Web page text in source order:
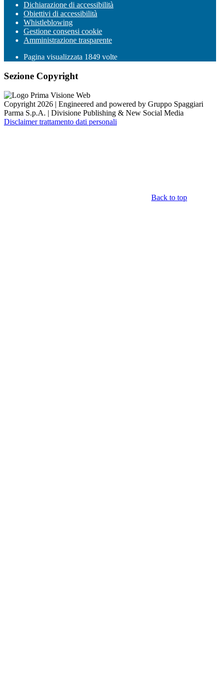
Dichiarazione di accessibilità
Obiettivi di accessibilità
Whistleblowing
Gestione consensi cookie
Amministrazione trasparente
Pagina visualizzata 1849 volte
Sezione Copyright
Copyright 2026 | Engineered and powered by Gruppo Spaggiari
Parma S.p.A. | Divisione Publishing & New Social Media
Disclaimer trattamento dati personali
Back to top